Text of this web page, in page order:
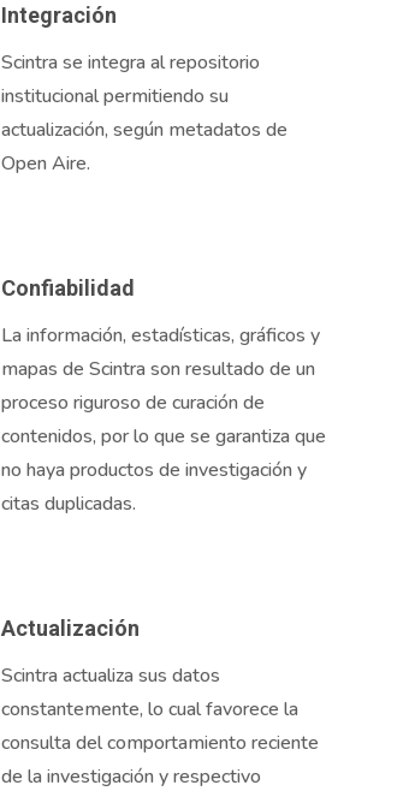
Integración
Scintra seintegra al repositorio
institucional permitiendo su
actualización, según metadatos de
Open Aire.
Confiabilidad
La información, estadísticas, gráficos y
mapas deScintra son resultado de un
proceso riguroso de curación de
contenidos, por lo que se garantiza que
no haya productos de investigación y
citas duplicadas.
Actualización
Scintra actualiza sus datos
constantemente, lo cual favorece la
consulta del comportamiento reciente
de la investigación y respectivo